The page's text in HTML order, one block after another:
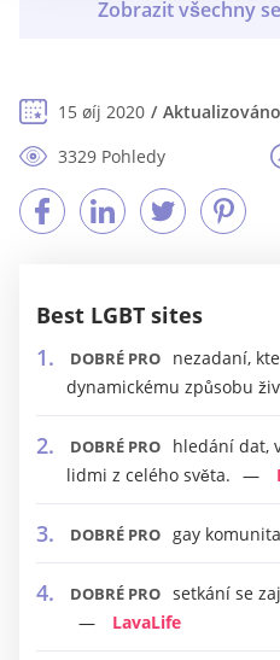
15 øíj 2020
3329 Pohledy
Best LGBT sites
DOBRÉ PRO
nezadaní,
dynamickému způsobu
DOBRÉ PRO
hledání dat,
lidmi z celého světa.
DOBRÉ PRO gay komunita
DOBRÉ PRO setkání se
LavaLife